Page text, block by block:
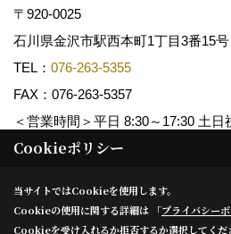
〒920-0025
石川県金沢市駅西本町1丁目3番15
TEL： 076-263-5355
FAX：076-263-5357
＜営業時間＞平日 8:30～17:30 土
Copyright (c) KOSHUKENSETSU. All
Produced byゴデスクリエイト
Cookieポリシー
当サイトではCookieを使用します。
Cookieの使用に関する詳細は 「プライバシー
Cookieを受け入れるか拒否するか選択してくだ